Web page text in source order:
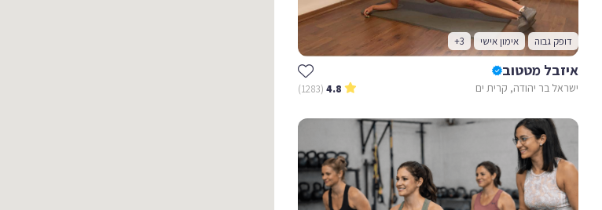
דופק גבוה אימון אישי +3
איזבל מטטוב
ישראל בר יהודה, קרית ים 4.8
(1283)